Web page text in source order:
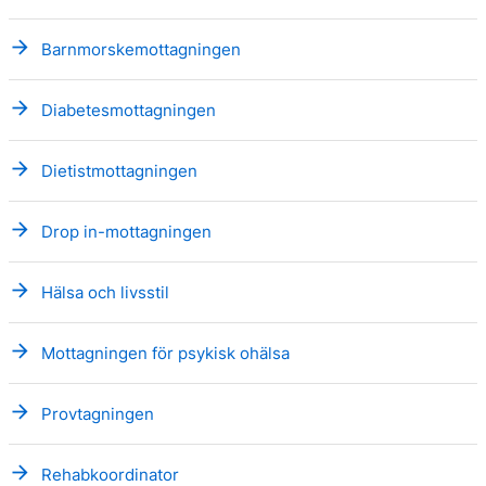
arrow_forward Barnmorskemottagningen
arrow_forward Diabetesmottagningen
arrow_forward Dietistmottagningen
arrow_forward Drop in-mottagningen
arrow_forward Hälsa och livsstil
arrow_forward Mottagningen för psykisk ohälsa
arrow_forward Provtagningen
arrow_forward Rehabkoordinator